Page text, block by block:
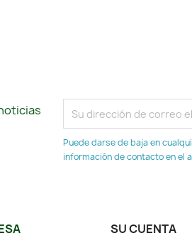
Puede darse de baja en
información de contacto en el
SU CUENTA